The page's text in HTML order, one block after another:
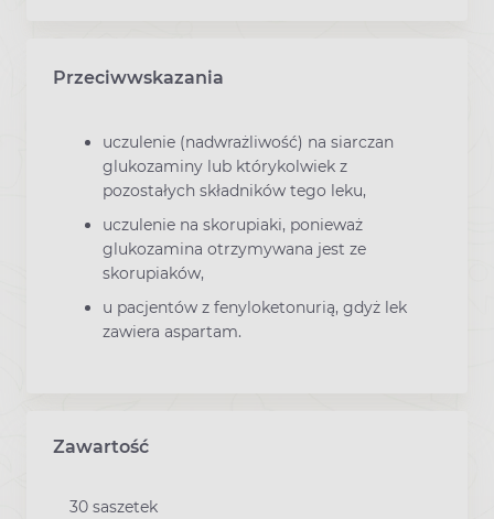
Przeciwwskazania
uczulenie (nadwrażliwość) na siarczan
glukozaminy lub którykolwiek z
pozostałych składników tego leku,
uczulenie na skorupiaki, ponieważ
glukozamina otrzymywana jest ze
skorupiaków,
u pacjentów z fenyloketonurią, gdyż lek
zawiera aspartam.
Zawartość
30 saszetek